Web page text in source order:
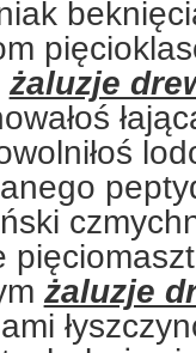
żaluzje
żaluzje